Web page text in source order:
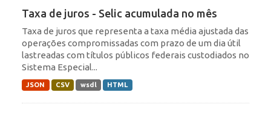
Taxa de juros - Selic acumulada no mês
Taxa de juros que representa a taxa média ajustada das
operações compromissadas com prazo de um dia útil
lastreadas com títulos públicos federais custodiados no
Sistema Especial...
JSON CSV wsdl HTML